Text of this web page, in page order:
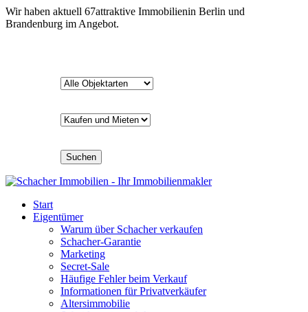
Wir haben aktuell 67attraktive Immobilienin Berlin und
Brandenburg im Angebot.
Suchen
Start
Eigentümer
Warum über Schacher verkaufen
Schacher-Garantie
Marketing
Secret-Sale
Häufige Fehler beim Verkauf
Informationen für Privatverkäufer
Altersimmobilie